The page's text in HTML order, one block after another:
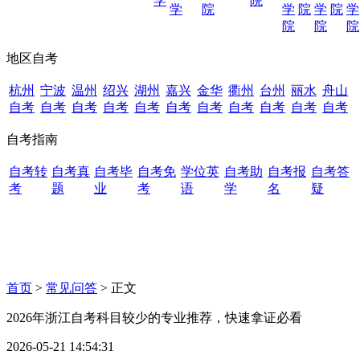
学
院
学
院
院 学
院
院 学
院
地区自考
杭州
自考
宁波
自考
温州
自考
绍兴
自考
湖州
自考
嘉兴
自考
金华
自考
衢州
自考
台州
自考
丽水
自考
舟山
自考
自考指南
自考转
考
自考真
题
自考毕
业
自考免
考
学位英
语
自考助
学
自考报
名
自考答
疑
首页 > 常见问答 > 正文
2026年浙江自考科目较少的专业推荐，快速拿证必看
2026-05-21 14:54:31